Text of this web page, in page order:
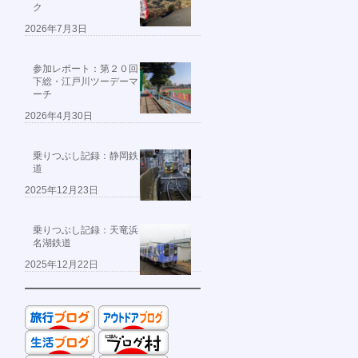
ク
2026年7月3日
参加レポート：第２０回
下総・江戸川ツーデーマ
ーチ
2026年4月30日
乗りつぶし記録：静岡鉄
道
2025年12月23日
乗りつぶし記録：天竜浜
名湖鉄道
2025年12月22日